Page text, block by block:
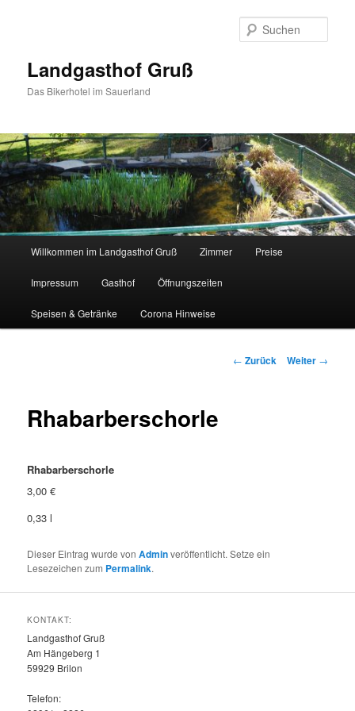
Landgasthof Gruß
Das Bikerhotel im Sauerland
Willkommen im Landgasthof Gruß Zimmer Preise
Impressum Gasthof Öffnungszeiten
Speisen & Getränke Corona Hinweise
Beitragsnavigation
← Zurück Weiter →
Rhabarberschorle
Rhabarberschorle
3,00 €
0,33 l
Dieser Eintrag wurde vonAdminveröffentlicht. Setze ein
Lesezeichen zum Permalink.
KONTAKT:
Landgasthof Gruß
Am Hängeberg 1
59929 Brilon
Telefon: